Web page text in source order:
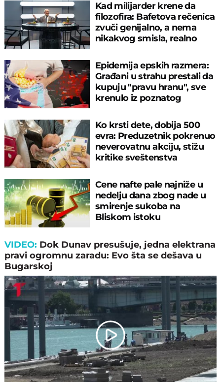
Kad milijarder krene da
filozofira: Bafetova rečenica
zvuči genijalno, a nema
nikakvog smisla, realno
Epidemija epskih razmera:
Građani u strahu prestali da
kupuju "pravu hranu", sve
krenulo iz poznatog
Ko krsti dete, dobija 500
evra: Preduzetnik pokrenuo
neverovatnu akciju, stižu
kritike sveštenstva
Cene nafte pale najniže u
nedelju dana zbog nade u
smirenje sukoba na
Bliskom istoku
VIDEO: Dok Dunav presušuje, jedna elektrana
pravi ogromnu zaradu: Evo šta se dešava u
Bugarskoj
Play
Video